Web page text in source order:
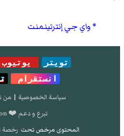
واي جي إنترتينمنت
تويتر يوتيوب
انستقرام
سياسة الخصوصية | من
تبرع و دعم ❤️ donation
المحتوى مرخص تحت رخصة